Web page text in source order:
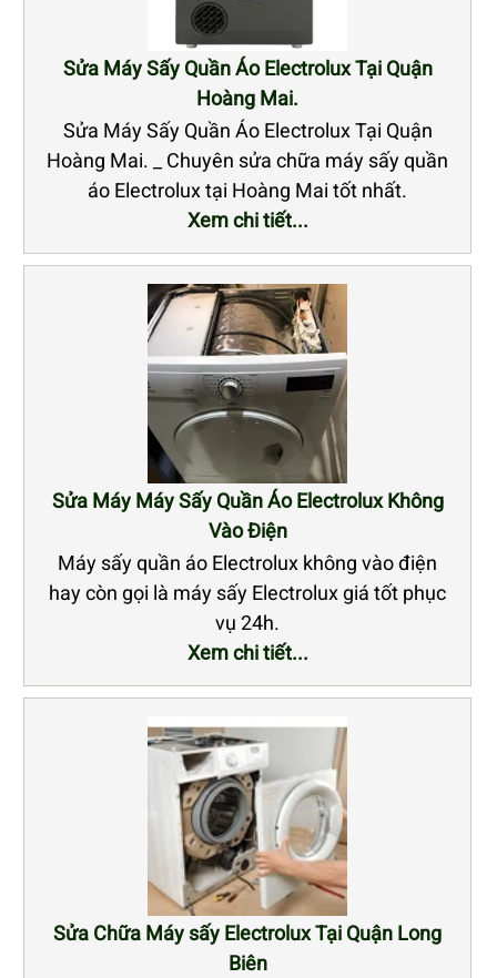
Sửa Máy Sấy Quần Áo Electrolux Tại Quận
Hoàng Mai.
Sửa Máy Sấy Quần Áo Electrolux Tại Quận
Hoàng Mai. _ Chuyên sửa chữa máy sấy quần
áo Electrolux tại Hoàng Mai tốt nhất.
Xem chi tiết...
Sửa Máy Máy Sấy Quần Áo Electrolux Không
Vào Điện
Máy sấy quần áo Electrolux không vào điện
hay còn gọi là máy sấy Electrolux giá tốt phục
vụ 24h.
Xem chi tiết...
Sửa Chữa Máy sấy Electrolux Tại Quận Long
Biên